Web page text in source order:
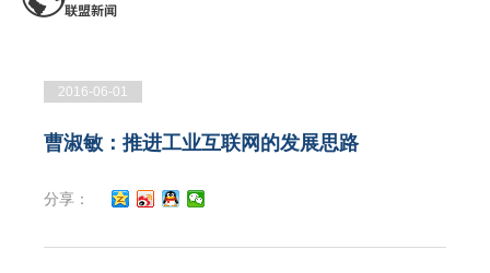
2016-06-01
曹淑敏：推进工业互联网的发展思路
分享：